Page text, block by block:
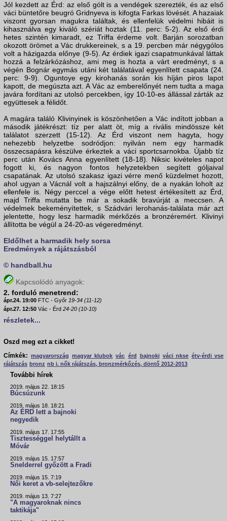
Jól kezdett az Érd: az első gólt is a vendégek szerezték, és az első
váci büntetőre beugró Gridnyeva is kifogta Farkas lövését. A hazaiak
viszont gyorsan magukra találtak, és ellenfelük védelmi hibáit is
kihasználva egy kiváló szériát hoztak (11. perc: 5-2). Az első érdi
hetes szintén kimaradt, ez Triffa érdeme volt. Barján sorozatban
okozott örömet a Vác drukkereinek, s a 19. percben már négygólos
volt a házigazda előnye (9-5). Az érdiek igazi csapatmunkával láttak
hozzá a felzárkózáshoz, ami meg is hozta a várt eredményt, s a
végén Bognár egymás utáni két találatával egyenlített csapata (24.
perc: 9-9). Oguntoye egy kirohanás során kis híján piros lapot
kapott, de megúszta azt. A Vác az emberelőnyét nem tudta a maga
javára fordítani az utolsó percekben, így 10-10-es állással zárták az
együttesek a félidőt.
A magára találó Klivinyinek is köszönhetően a Vác indított jobban a
második játékrészt: tíz per alatt öt, míg a rivális mindössze két
találatot szerzett (15-12). Az Érd viszont nem hagyta, hogy
nehezebb helyzetbe sodródjon: nyilván nem egy harmadik
összecsapásra készülve érkeztek a váci sportcsarnokba. Újabb tíz
perc után Kovács Anna egyenlített (18-18). Niksic kivételes napot
fogott ki, és nagyon fontos helyzetekben segített góljaival
csapatának. Az utolsó szakasz igazi vérre menő küzdelmet hozott,
ahol ugyan a Vácnál volt a hajszálnyi előny, de a nyakán loholt az
ellenfele is. Négy perccel a vége előtt hetest értékesített az Érd,
majd Triffa mutatta be már a sokadik bravúrját a meccsen. A
védelmek bekeményítettek, s Szádvári lerohanás-találata már azt
jelentette, hogy lesz harmadik mérkőzés a bronzéremért. Klivinyi
állította be végül a 24-20-as végeredményt.
Eldőlhet a harmadik hely sorsa
Eredmények a rájátszásból
© handball.hu
Kapcsolódó anyagok:
2. forduló menetrend:
ápr.24. 19:00 FTC - Győr 19-34 (11-12)
ápr.27. 12:50 Vác - Érd 24-20 (10-10)
részletek...
Oszd meg ezt a cikket!
Címkék: magyarország magyar klubok vác érd bajnoki váci nkse étv-érdi vse
rájátszás bronz nb i. nők rájátszás, bronzmérkőzés, döntő 2012-2013
További hírek
2019. május 22. 18:15
Búcsúzunk
2019. május 18. 18:21
Az ÉRD lett a bajnoki
negyedik
2019. május 17. 17:55
Tisztességgel helytállt a
Móvár
2019. május 15. 17:57
Snelderrel győzött a Fradi
2019. május 15. 7:19
Női keret a vb-selejtezőkre
2019. május 13. 7:27
"A magyaroknak nincs
taktikája"